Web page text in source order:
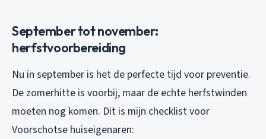
September tot november:
herfstvoorbereiding
Nu in september is het de perfecte tijd voor preventie.
De zomerhitte is voorbij, maar de echte herfstwinden
moeten nog komen. Dit is mijn checklist voor
Voorschotse huiseigenaren: